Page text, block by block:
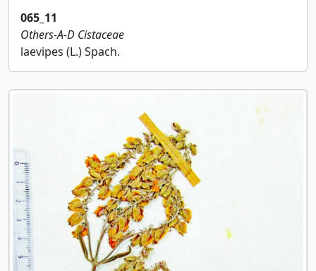
065_11
Others-A-D Cistaceae
laevipes (L.) Spach.